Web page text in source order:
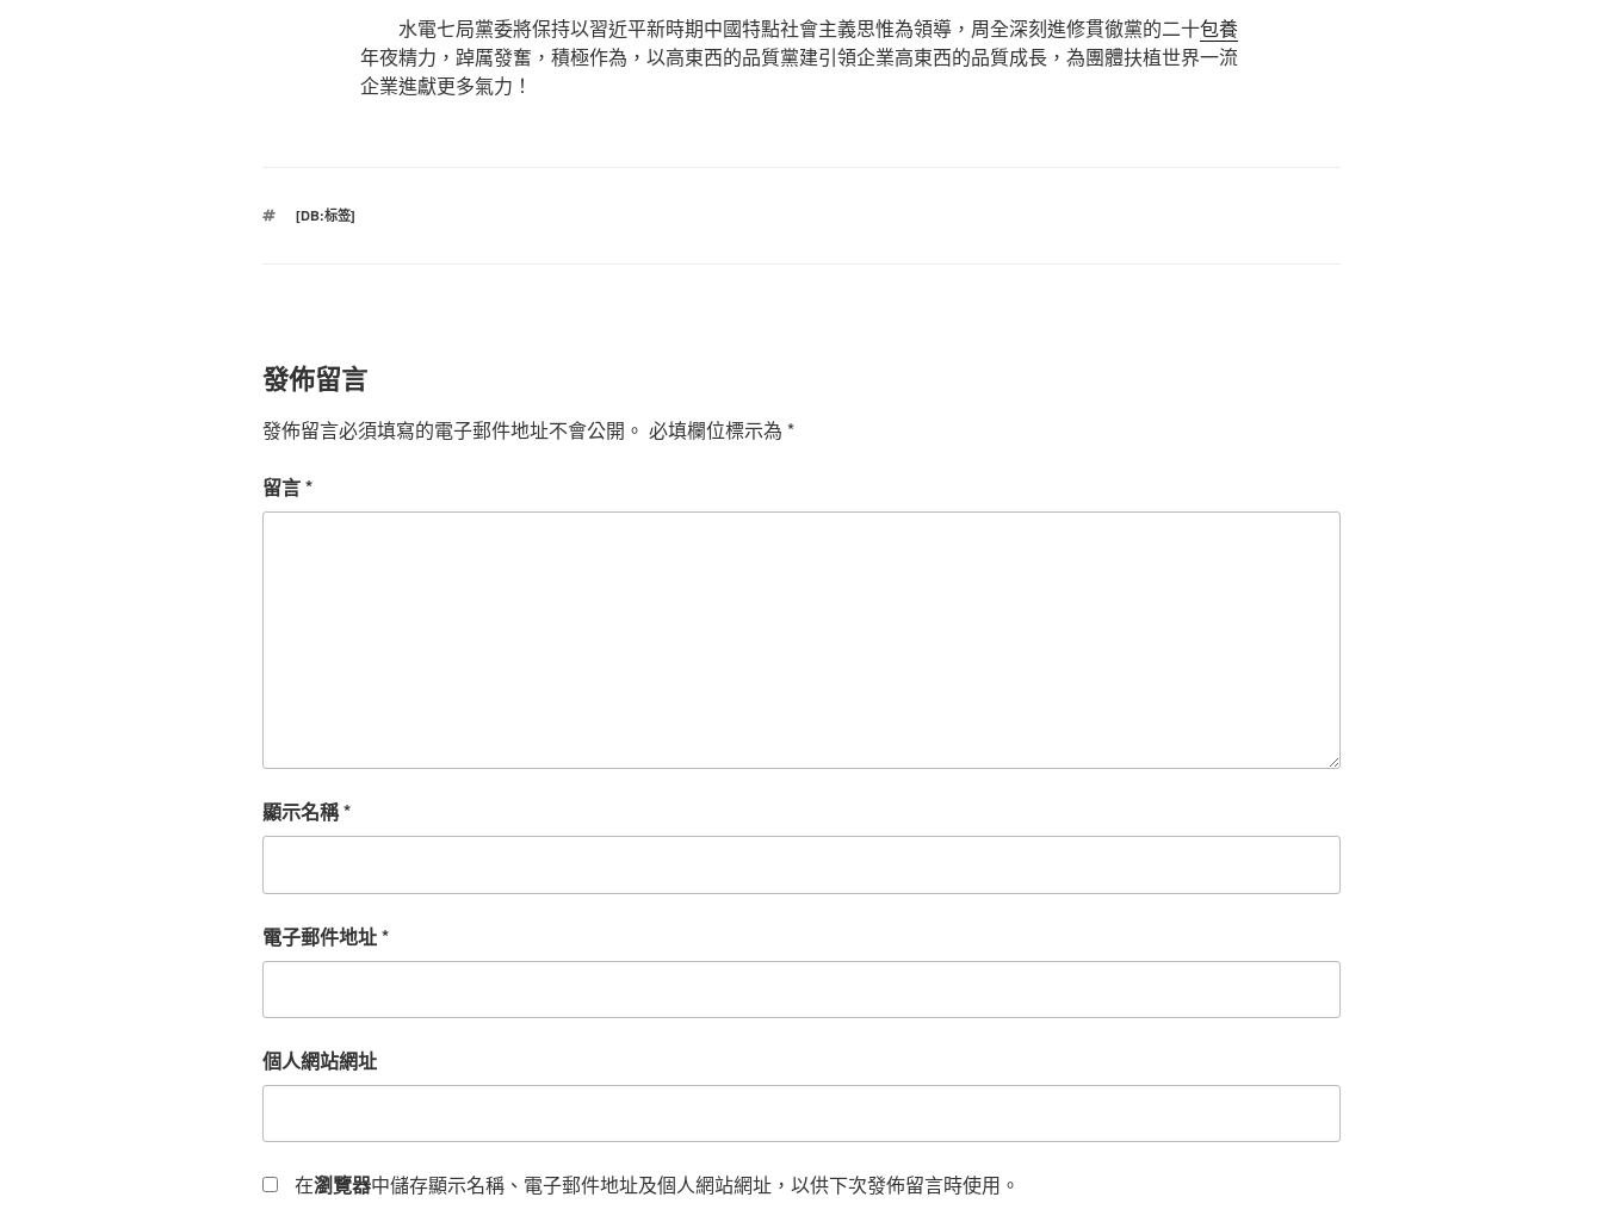
水電七局黨委將保持以習近平新時期中國特點社會主義思惟為領導，周全深刻進修貫徹黨的二十包養
年夜精力，踔厲發奮，積極作為，以高東西的品質黨建引領企業高東西的品質成長，為團體扶植世界一流
企業進獻更多氣力！
標
[DB:标签]
發佈留言
發佈留言必須填寫的電子郵件地址不會公開。 必填欄位標示為 *
留言*
顯示名稱*
電子郵件地址*
個人網站網址
在瀏覽器中儲存顯示名稱、電子郵件地址及個人網站網址，以供下次發佈留言時使用。